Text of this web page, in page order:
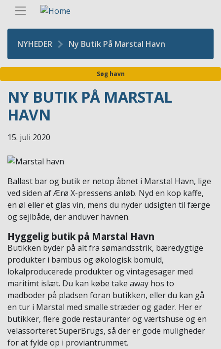
hovedindhold
NYHEDER Ny Butik På Marstal Havn
Søg havn
NY BUTIK PÅ MARSTAL
HAVN
15. juli 2020
Ballast bar og butik er netop åbnet i Marstal Havn, lige
ved siden af Ærø X-pressens anløb. Nyd en kop kaffe,
en øl eller et glas vin, mens du nyder udsigten til færge
og sejlbåde, der anduver havnen.
Hyggelig butik på Marstal Havn
Butikken byder på alt fra sømandsstrik, bæredygtige
produkter i bambus og økologisk bomuld,
lokalproducerede produkter og vintagesager med
maritimt islæt. Du kan købe take away hos to
madboder på pladsen foran butikken, eller du kan gå
en tur i Marstal med smalle stræder og gader. Her er
butikker, flere gode restauranter og værtshuse og en
velassorteret SuperBrugs, så der er gode muligheder
for at fylde op i proviantrummet.